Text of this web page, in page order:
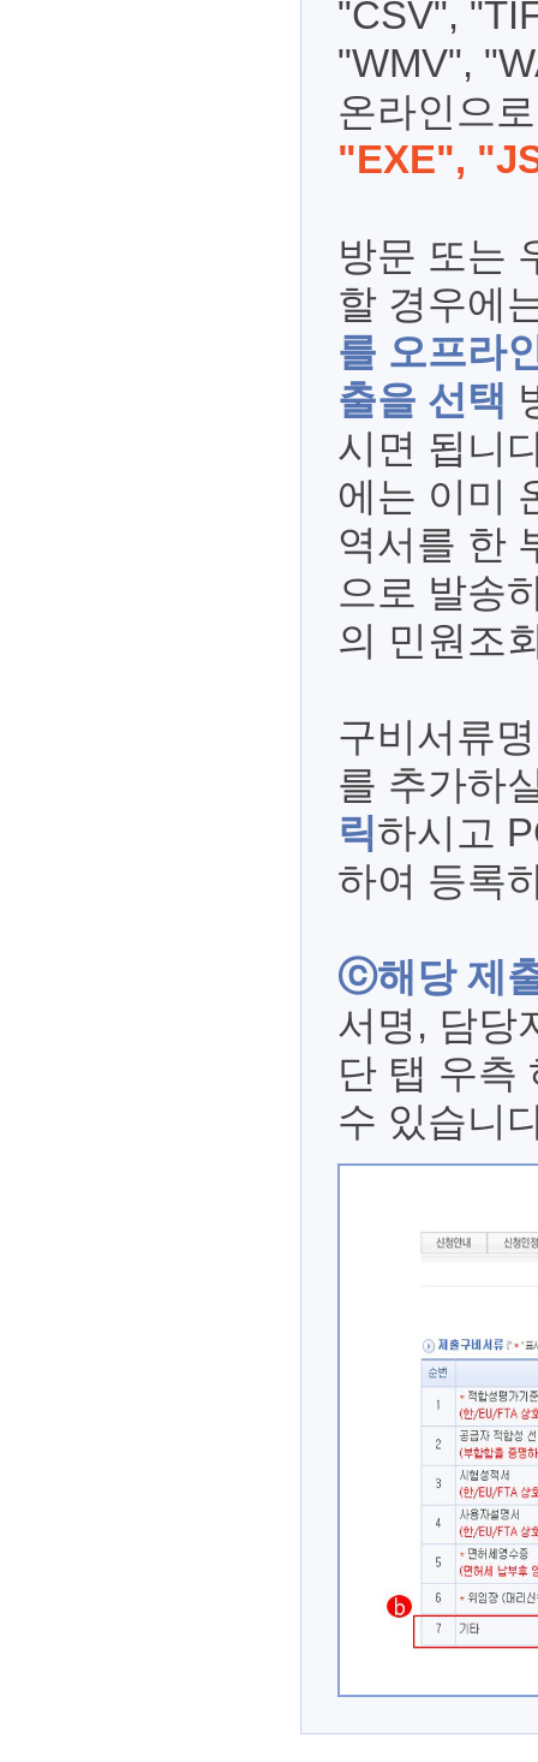
"CSV",
"WMV",
온라인으
"EXE",
방문 또는
할 경우에
를 오프라
출을 선택
시면 됩니
에는 이미
역서를 한
으로 발송
의 민원조
구비서류
를 추가하
릭하시고
하여 등록
ⓒ해당 제
서명, 담당
단 탭 우측
수 있습니